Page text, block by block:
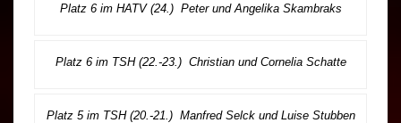
Platz 6 im HATV (24.) Peter und Angelika Skambraks
Platz 6 im TSH (22.-23.) Christian und Cornelia Schatte
Platz 5 im TSH (20.-21.) Manfred Selck und Luise Stubben